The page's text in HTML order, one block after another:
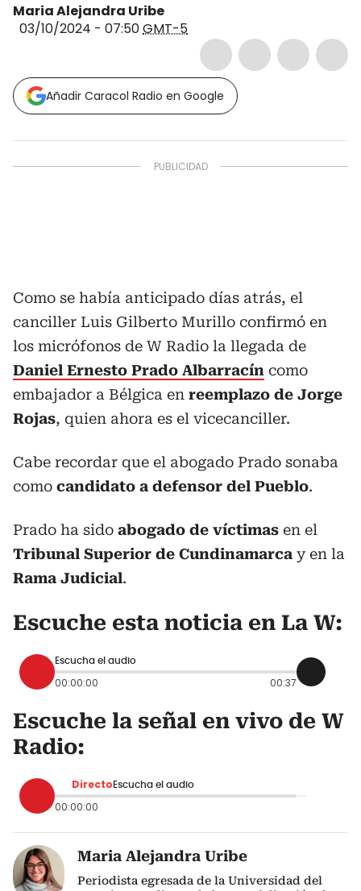
Maria Alejandra Uribe
03/10/2024 - 07:50GMT-5
Añadir Caracol Radio en Google
Como se había anticipado días atrás, el
canciller Luis Gilberto Murillo confirmó en
los micrófonos de W Radio la llegada de
Daniel Ernesto Prado Albarracín como
embajador a Bélgica en reemplazo de Jorge
Rojas, quien ahora es el vicecanciller.
Cabe recordar que el abogado Prado sonaba
como candidato a defensor del Pueblo.
Prado ha sido abogado de víctimas en el
Tribunal Superior de Cundinamarca y en la
Rama Judicial.
Escuche esta noticia en La W:
Escucha el audio
00:00:00 00:37
Escuche la señal en vivo de W
Radio:
Directo Escucha el audio
00:00:00
Maria Alejandra Uribe
Periodista egresada de la Universidad del